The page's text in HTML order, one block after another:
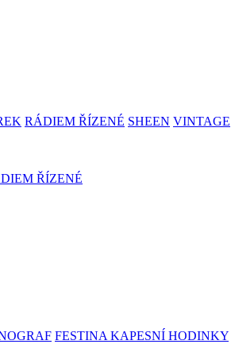
RÁDIEM ŘÍZENÉ SHEEN VINTAGE
ŘÍZENÉ
FESTINA KAPESNÍ HODINKY